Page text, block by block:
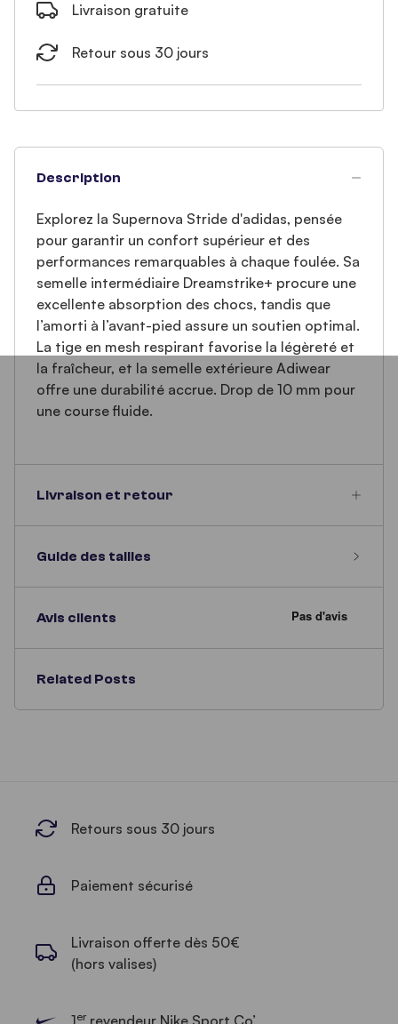
Livraison gratuite
Retour sous 30 jours
Description
Explorez la Supernova Stride d'adidas, pensée
pour garantir un confort supérieur et des
performances remarquables à chaque foulée. Sa
semelle intermédiaire Dreamstrike+ procure une
excellente absorption des chocs, tandis que
l’amorti à l’avant-pied assure un soutien optimal.
La tige en mesh respirant favorise la légèreté et
la fraîcheur, et la semelle extérieure Adiwear
offre une durabilité accrue. Drop de 10 mm pour
une course fluide.
Livraison et retour
Guide des tailles
Avis clients
Related Posts
Retours sous 30 jours
Paiement sécurisé
Livraison offerte dès 50€
(hors valises)
1errevendeur Nike Sport Co’